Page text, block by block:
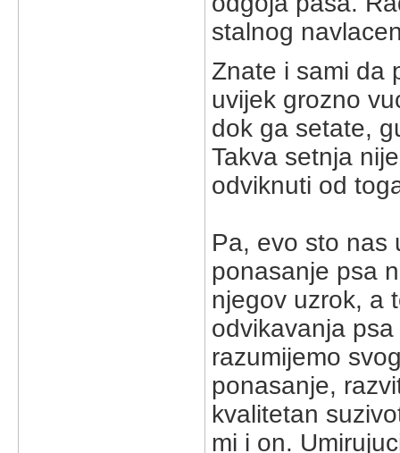
stalnog
Znate i sami da
uvijek grozno
dok ga setate,
Takva setnja
odviknuti od
Pa, evo sto nas
ponasanje psa
njegov uzrok, a
odvikavanja
razumijemo
ponasanje,
kvalitetan
mi i on.